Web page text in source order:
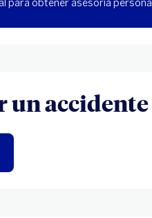
para obtener asesoría
un accidente